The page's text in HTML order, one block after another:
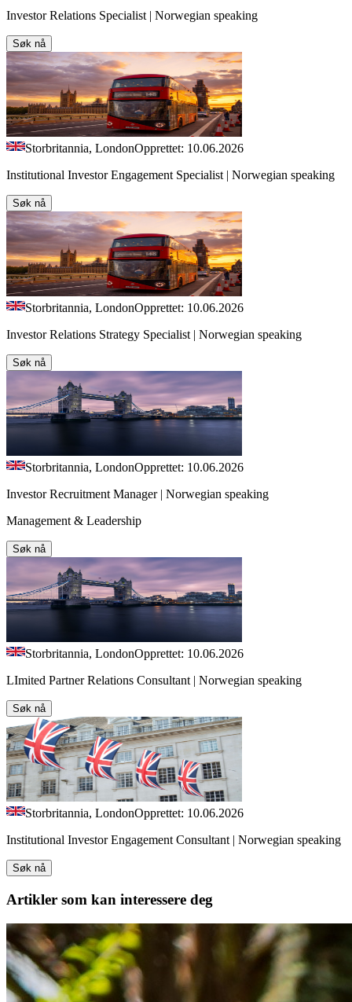
Investor Relations Specialist | Norwegian speaking
Søk nå
Storbritannia, LondonOpprettet: 10.06.2026
Institutional Investor Engagement Specialist | Norwegian speaking
Søk nå
Storbritannia, LondonOpprettet: 10.06.2026
Investor Relations Strategy Specialist | Norwegian speaking
Søk nå
Storbritannia, LondonOpprettet: 10.06.2026
Investor Recruitment Manager | Norwegian speaking
Management & Leadership
Søk nå
Storbritannia, LondonOpprettet: 10.06.2026
LImited Partner Relations Consultant | Norwegian speaking
Søk nå
Storbritannia, LondonOpprettet: 10.06.2026
Institutional Investor Engagement Consultant | Norwegian speaking
Søk nå
Artikler som kan interessere deg